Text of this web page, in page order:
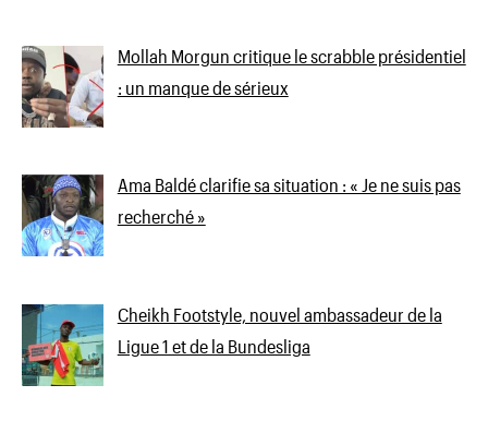
Mollah Morgun critique le scrabble présidentiel
: un manque de sérieux
Ama Baldé clarifie sa situation : « Je ne suis pas
recherché »
Cheikh Footstyle, nouvel ambassadeur de la
Ligue 1 et de la Bundesliga